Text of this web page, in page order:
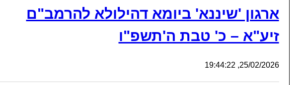
ארגון 'שיננא' ביומא דהילולא להרמב"ם
זיע"א – כ' טבת ה'תשפ"ו
25/02/2026, 19:44:22